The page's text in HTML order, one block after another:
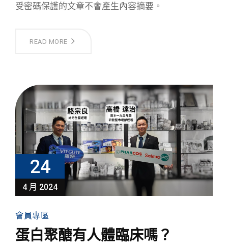
受密碼保護的文章不會產生內容摘要。
READ MORE
24
4 月 2024
會員專區
蛋白聚醣有人體臨床嗎？